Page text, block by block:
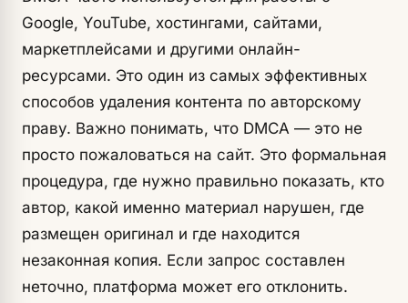
Google, YouTube, хостингами, сайтами,
маркетплейсами и другими онлайн-
ресурсами. Это один из самых эффективных
способов удаления контента по авторскому
праву. Важно понимать, что DMCA — это не
просто пожаловаться на сайт. Это формальная
процедура, где нужно правильно показать, кто
автор, какой именно материал нарушен, где
размещен оригинал и где находится
незаконная копия. Если запрос составлен
неточно, платформа может его отклонить.